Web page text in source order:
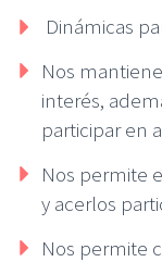
Dinámicas
Nos
interés,
participar en
Nos permite
y acerlos
Nos permite